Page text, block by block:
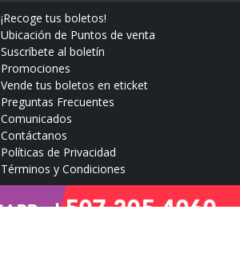
¡Recoge tus boletos!
Ubicación de Puntos de venta
Suscríbete al boletín
Promociones
Vende tus boletos en eticket
Preguntas Frecuentes
Comunicados
Contáctanos
Políticas de Privacidad
Términos y Condiciones